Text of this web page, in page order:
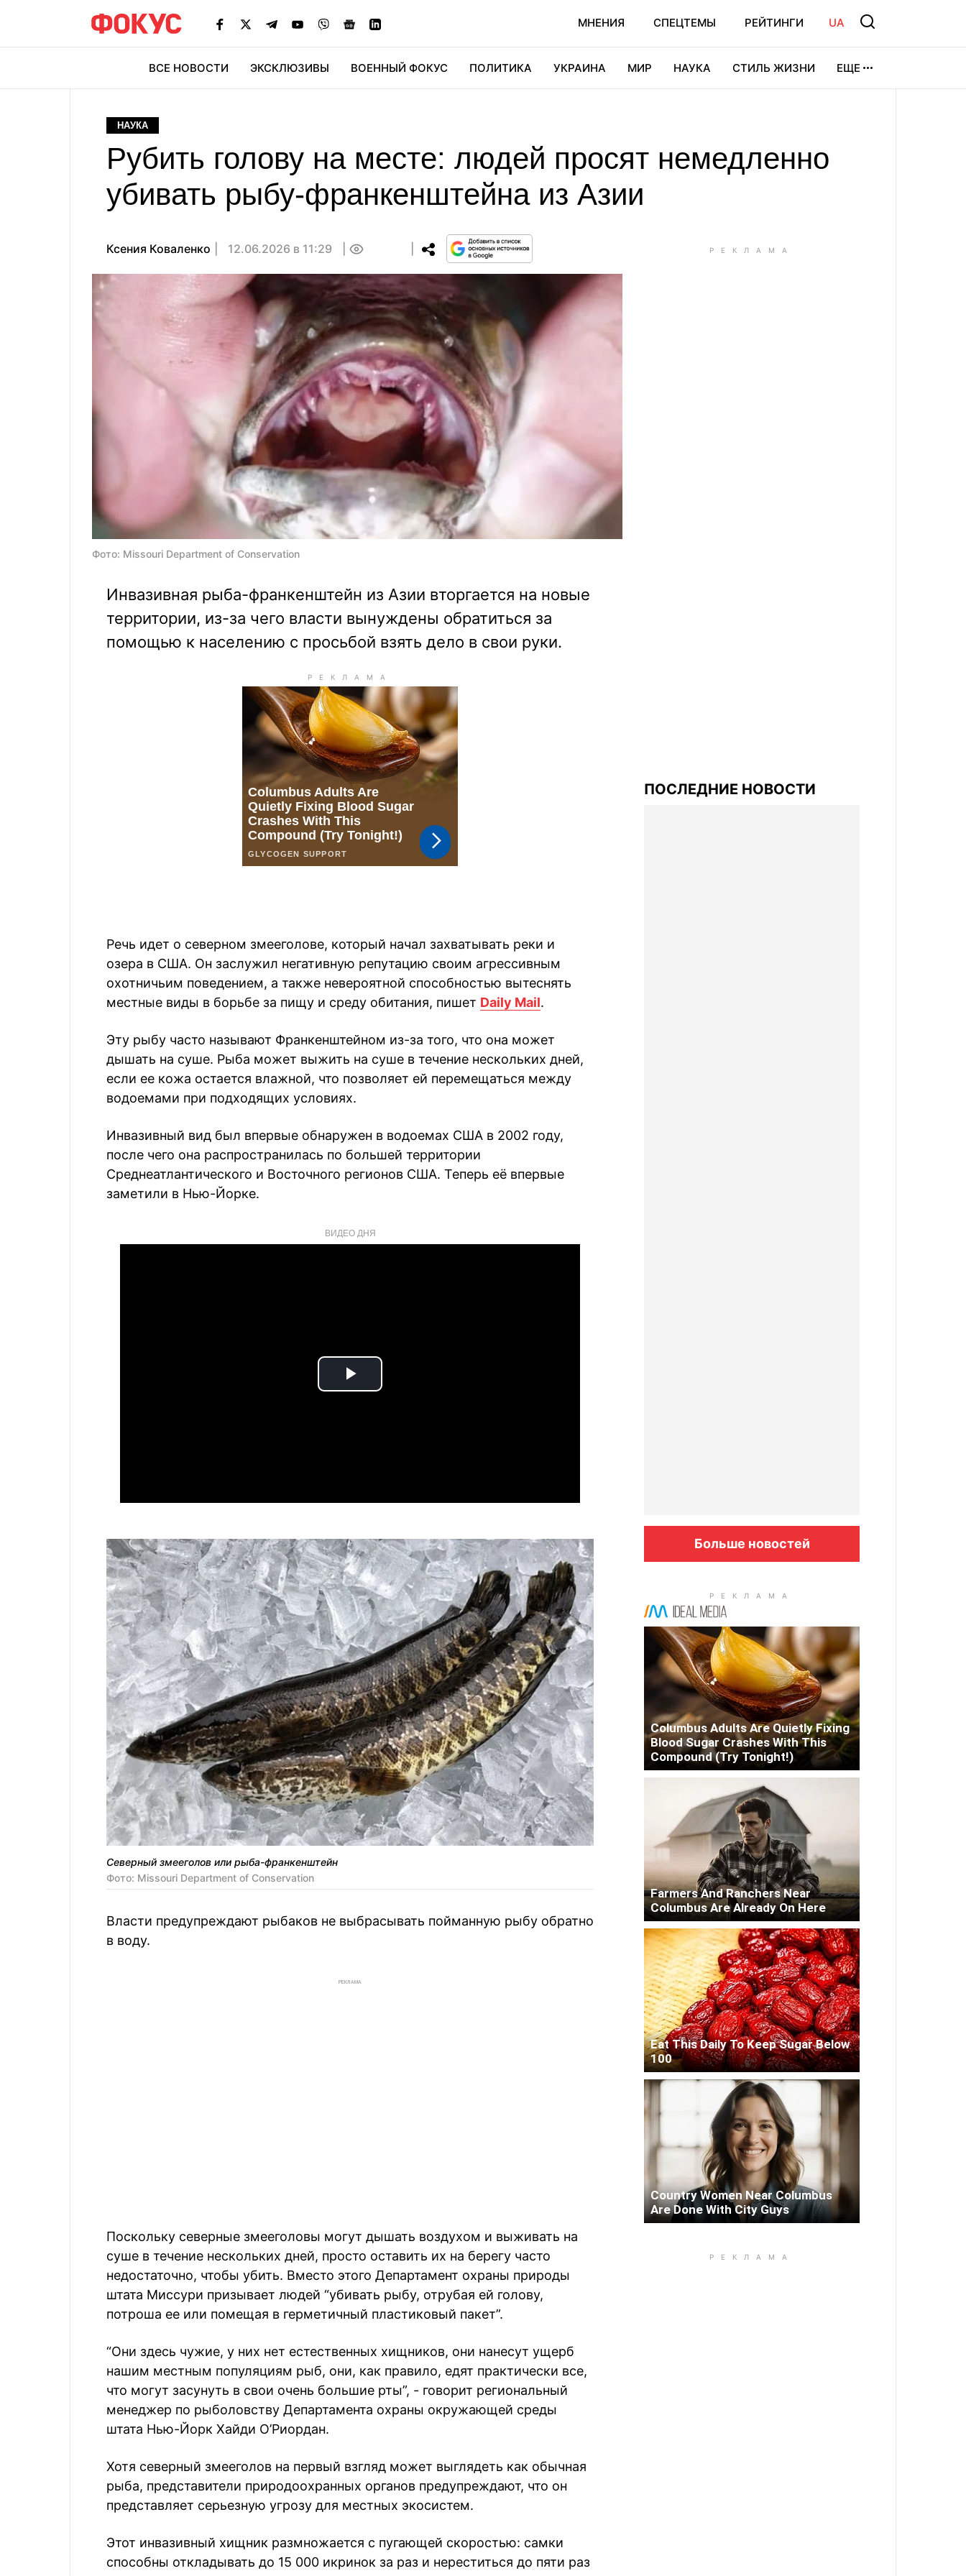
МНЕНИЯ СПЕЦТЕМЫ РЕЙТИНГИ UA
ВСЕ НОВОСТИ ЭКСКЛЮЗИВЫ ВОЕННЫЙ ФОКУС ПОЛИТИКА УКРАИНА МИР НАУКА СТИЛЬ ЖИЗНИ ЕЩЕ
НАУКА
Рубить голову на месте: людей просят немедленно
убивать рыбу-франкенштейна из Азии
Ксения Коваленко 12.06.2026 в 11:29
Фото: Missouri Department of Conservation
Инвазивная рыба-франкенштейн из Азии вторгается на новые
территории, из-за чего власти вынуждены обратиться за
помощью к населению с просьбой взять дело в свои руки.
Речь идет о северном змееголове, который начал захватывать реки и
озера в США. Он заслужил негативную репутацию своим агрессивным
охотничьим поведением, а также невероятной способностью вытеснять
местные виды в борьбе за пищу и среду обитания, пишет Daily Mail.
Эту рыбу часто называют Франкенштейном из-за того, что она может
дышать на суше. Рыба может выжить на суше в течение нескольких дней,
если ее кожа остается влажной, что позволяет ей перемещаться между
водоемами при подходящих условиях.
Инвазивный вид был впервые обнаружен в водоемах США в 2002 году,
после чего она распространилась по большей территории
Среднеатлантического и Восточного регионов США. Теперь её впервые
заметили в Нью-Йорке.
ВИДЕО ДНЯ
Play
Северный змееголов или рыба-франкенштейн
Фото: Missouri Department of Conservation
Власти предупреждают рыбаков не выбрасывать пойманную рыбу обратно
в воду.
РЕКЛАМА
Поскольку северные змееголовы могут дышать воздухом и выживать на
суше в течение нескольких дней, просто оставить их на берегу часто
недостаточно, чтобы убить. Вместо этого Департамент охраны природы
штата Миссури призывает людей “убивать рыбу, отрубая ей голову,
потроша ее или помещая в герметичный пластиковый пакет”.
“Они здесь чужие, у них нет естественных хищников, они нанесут ущерб
нашим местным популяциям рыб, они, как правило, едят практически все,
что могут засунуть в свои очень большие рты”, - говорит региональный
менеджер по рыболовству Департамента охраны окружающей среды
штата Нью-Йорк Хайди О’Риордан.
Хотя северный змееголов на первый взгляд может выглядеть как обычная
рыба, представители природоохранных органов предупреждают, что он
представляет серьезную угрозу для местных экосистем.
Этот инвазивный хищник размножается с пугающей скоростью: самки
способны откладывать до 15 000 икринок за раз и нереститься до пяти раз
ПОСЛЕДНИЕ НОВОСТИ
Больше новостей